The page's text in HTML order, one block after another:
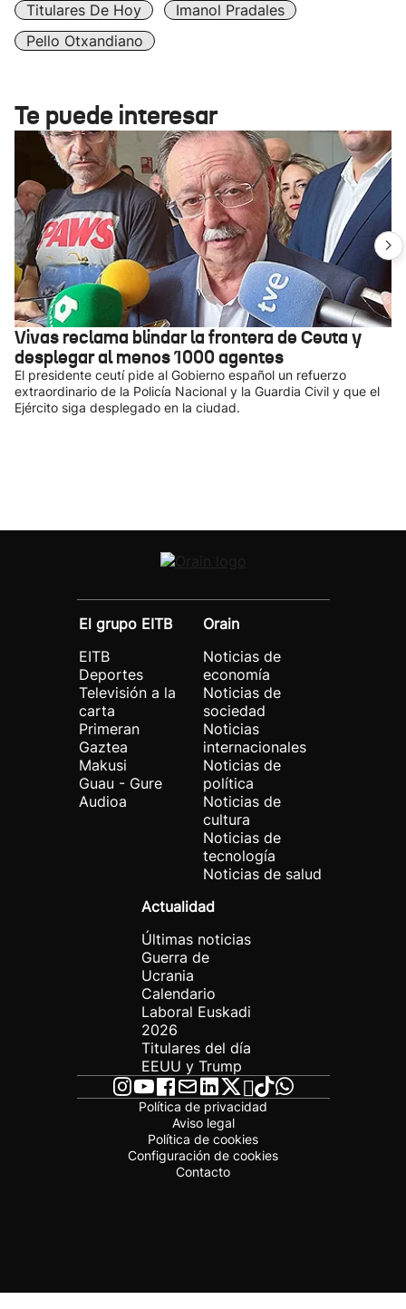
Titulares De Hoy
Imanol Pradales
Pello Otxandiano
Te puede interesar
Vivas reclama blindar la frontera de Ceuta y
desplegar al menos 1000 agentes
El presidente ceutí pide al Gobierno español un refuerzo
extraordinario de la Policía Nacional y la Guardia Civil y que el
Ejército siga desplegado en la ciudad.
El grupo EITB
EITB
Deportes
Televisión a la
carta
Primeran
Gaztea
Makusi
Guau - Gure
Audioa
Orain
Noticias de
economía
Noticias de
sociedad
Noticias
internacionales
Noticias de
política
Noticias de
cultura
Noticias de
tecnología
Noticias de salud
Actualidad
Últimas noticias
Guerra de
Ucrania
Calendario
Laboral Euskadi
2026
Titulares del día
EEUU y Trump
Política de privacidad
Aviso legal
Política de cookies
Configuración de cookies
Contacto